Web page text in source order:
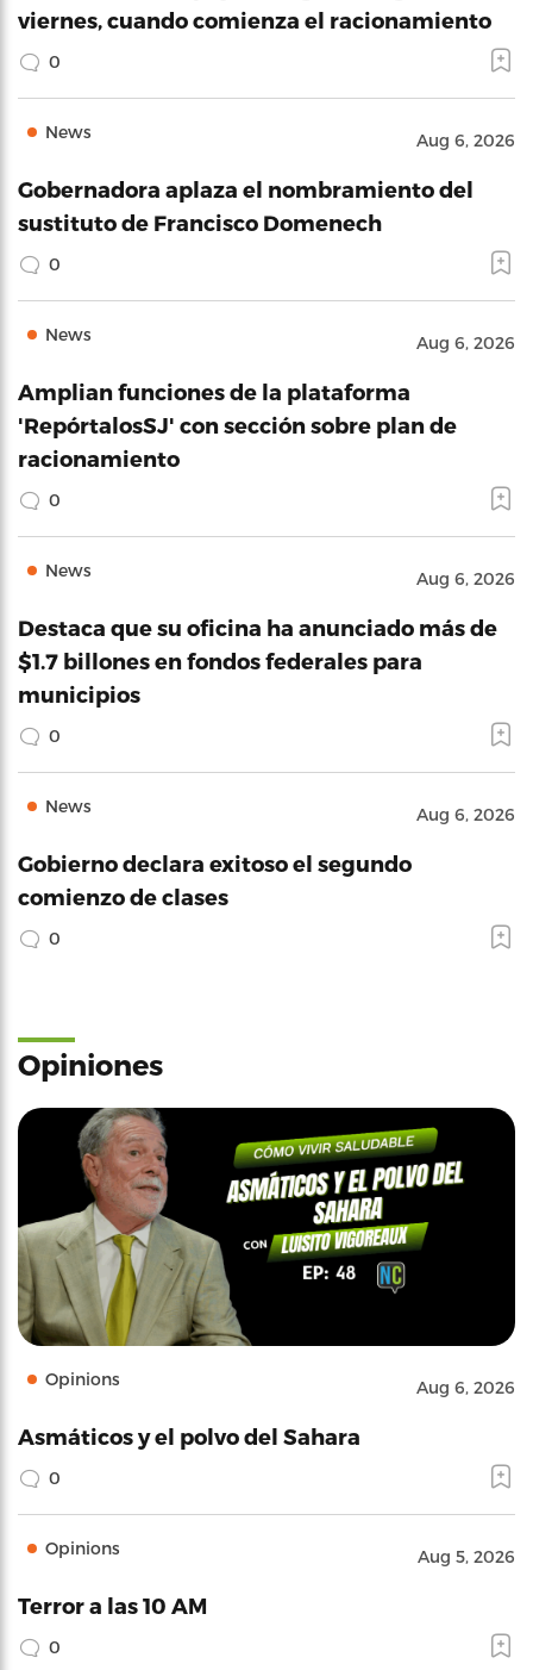
viernes, cuando comienza el racionamiento
0
News Aug 6, 2026
Gobernadora aplaza el nombramiento del
sustituto de Francisco Domenech
0
News Aug 6, 2026
Amplian funciones de la plataforma
'RepórtalosSJ' con sección sobre plan de
racionamiento
0
News Aug 6, 2026
Destaca que su oficina ha anunciado más de
$1.7 billones en fondos federales para
municipios
0
News Aug 6, 2026
Gobierno declara exitoso el segundo
comienzo de clases
0
Opiniones
Opinions Aug 6, 2026
Asmáticos y el polvo del Sahara
0
Opinions Aug 5, 2026
Terror a las 10 AM
0